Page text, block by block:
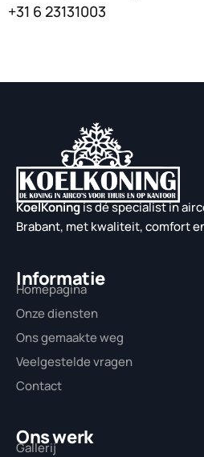
+31 6 23131003
KoelKoningis dé specialist in
Brabant, met kwaliteit, comfort
Informatie
Homepagina
Onze diensten
Ons gemaakte weg
Veelgestelde vragen
Contact
Ons werk
Gallerij